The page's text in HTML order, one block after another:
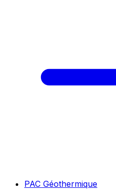
PAC Géothermique